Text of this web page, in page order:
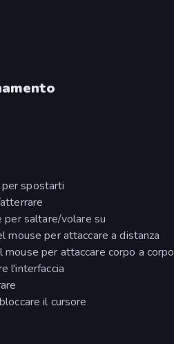
spostarti
per saltare/volare su
mouse per attaccare a distanza
per attaccare corpo a corpo
l'interfaccia
il cursore